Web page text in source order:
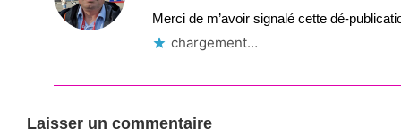
Merci de m’avoir signalé cette dé-
chargement…
Laisser un commentaire